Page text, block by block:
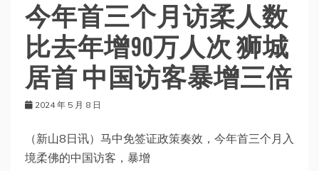
今年首三个月访柔人数
比去年增90万人次 狮城
居首 中国访客暴增三倍
2024 年 5 月 8 日
（新山8日讯）马中免签证政策奏效，今年首三个月入
境柔佛的中国访客，暴增